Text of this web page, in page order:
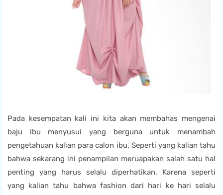
Pada kesempatan kali ini kita akan membahas mengenai
baju ibu menyusui yang berguna untuk menambah
pengetahuan kalian para calon ibu. Seperti yang kalian tahu
bahwa sekarang ini penampilan meruapakan salah satu hal
penting yang harus selalu diperhatikan. Karena seperti
yang kalian tahu bahwa fashion dari hari ke hari selalu